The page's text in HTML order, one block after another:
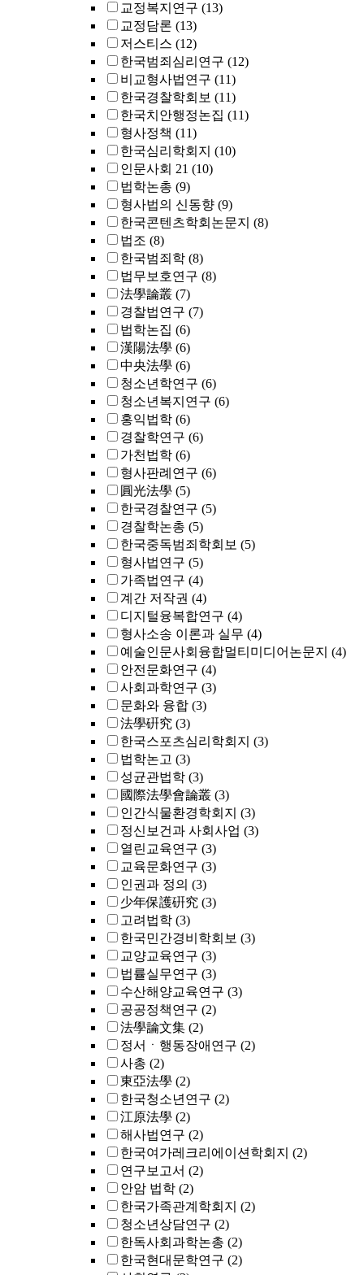
교정복지연구 (13)
교정담론 (13)
저스티스 (12)
한국범죄심리연구 (12)
비교형사법연구 (11)
한국경찰학회보 (11)
한국치안행정논집 (11)
형사정책 (11)
한국심리학회지 (10)
인문사회 21 (10)
법학논총 (9)
형사법의 신동향 (9)
한국콘텐츠학회논문지 (8)
법조 (8)
한국범죄학 (8)
법무보호연구 (8)
法學論叢 (7)
경찰법연구 (7)
법학논집 (6)
漢陽法學 (6)
中央法學 (6)
청소년학연구 (6)
청소년복지연구 (6)
홍익법학 (6)
경찰학연구 (6)
가천법학 (6)
형사판례연구 (6)
圓光法學 (5)
한국경찰연구 (5)
경찰학논총 (5)
한국중독범죄학회보 (5)
형사법연구 (5)
가족법연구 (4)
계간 저작권 (4)
디지털융복합연구 (4)
형사소송 이론과 실무 (4)
예술인문사회융합멀티미디어논문지 (4)
안전문화연구 (4)
사회과학연구 (3)
문화와 융합 (3)
法學硏究 (3)
한국스포츠심리학회지 (3)
법학논고 (3)
성균관법학 (3)
國際法學會論叢 (3)
인간식물환경학회지 (3)
정신보건과 사회사업 (3)
열린교육연구 (3)
교육문화연구 (3)
인권과 정의 (3)
少年保護硏究 (3)
고려법학 (3)
한국민간경비학회보 (3)
교양교육연구 (3)
법률실무연구 (3)
수산해양교육연구 (3)
공공정책연구 (2)
法學論文集 (2)
정서ㆍ행동장애연구 (2)
사총 (2)
東亞法學 (2)
한국청소년연구 (2)
江原法學 (2)
해사법연구 (2)
한국여가레크리에이션학회지 (2)
연구보고서 (2)
안암 법학 (2)
한국가족관계학회지 (2)
청소년상담연구 (2)
한독사회과학논총 (2)
한국현대문학연구 (2)